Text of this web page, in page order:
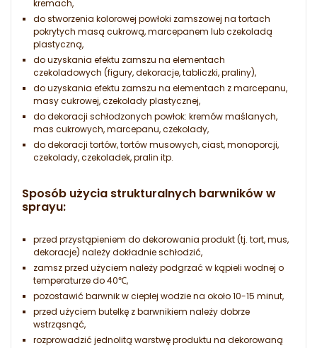
kremach,
do stworzenia kolorowej powłoki zamszowej na tortach
pokrytych masą cukrową, marcepanem lub czekoladą
plastyczną,
do uzyskania efektu zamszu na elementach
czekoladowych (figury, dekoracje, tabliczki, praliny),
do uzyskania efektu zamszu na elementach z marcepanu,
masy cukrowej, czekolady plastycznej,
do dekoracji schłodzonych powłok: kremów maślanych,
mas cukrowych, marcepanu, czekolady,
do dekoracji tortów, tortów musowych, ciast, monoporcji,
czekolady, czekoladek, pralin itp.
Sposób użycia strukturalnych barwników w
sprayu:
przed przystąpieniem do dekorowania produkt (tj. tort, mus,
dekoracje) należy dokładnie schłodzić,
zamsz przed użyciem należy podgrzać w kąpieli wodnej o
temperaturze do 40℃,
pozostawić barwnik w ciepłej wodzie na około 10-15 minut,
przed użyciem butelkę z barwnikiem należy dobrze
wstrząsnąć,
rozprowadzić jednolitą warstwę produktu na dekorowaną